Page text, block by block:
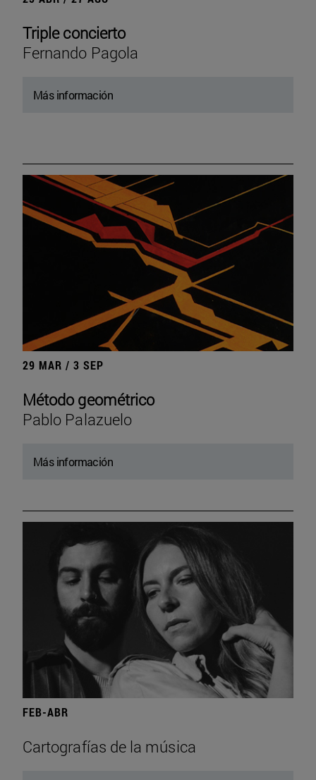
Triple concierto
Fernando Pagola
Más información
29 MAR / 3 SEP
Método geométrico
Pablo Palazuelo
Más información
FEB-ABR
Cartografías de la música